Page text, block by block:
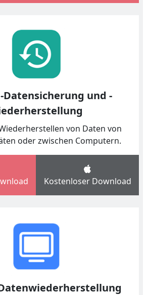
und -
von Daten von
oder zwischen Computern.
Kostenloser Download